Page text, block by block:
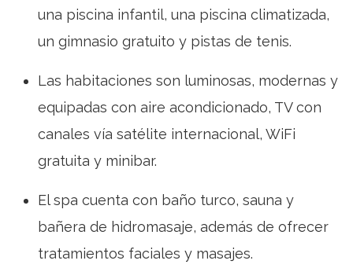
una piscina infantil, una piscina climatizada,
un gimnasio gratuito y pistas de tenis.
Las habitaciones son luminosas, modernas y
equipadas con aire acondicionado, TV con
canales vía satélite internacional, WiFi
gratuita y minibar.
El spa cuenta con baño turco, sauna y
bañera de hidromasaje, además de ofrecer
tratamientos faciales y masajes.